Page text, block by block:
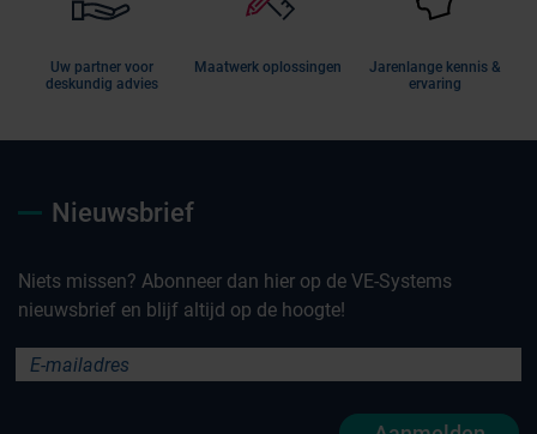
Uw partner voor
deskundig advies
Maatwerk oplossingen
Jarenlange kennis &
ervaring
Nieuwsbrief
Niets missen? Abonneer dan hier op de VE-Systems
nieuwsbrief en blijf altijd op de hoogte!